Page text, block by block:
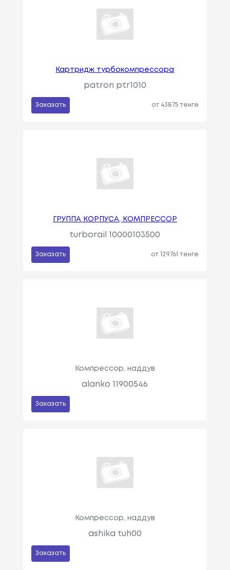
Картридж турбокомпрессора
patron ptr1010
Заказать от 43875 тенге
ГРУППА КОРПУСА, КОМПРЕССОР
turborail 10000103500
Заказать от 129761 тенге
Компрессор, наддув
alanko 11900546
Заказать
Компрессор, наддув
ashika tuh00
Заказать